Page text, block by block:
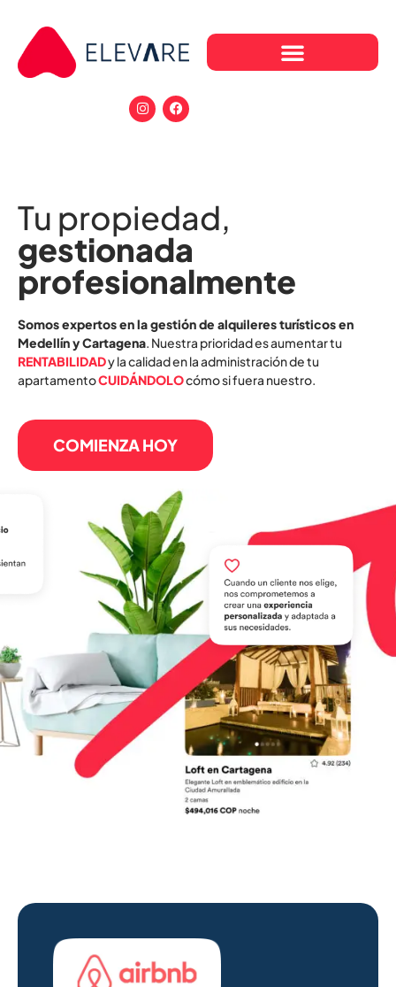
Tu propiedad,
gestionada
profesionalmente
Somos expertos en la gestión de alquileres turísticos en
Medellín y Cartagena. Nuestra prioridad es aumentar tu
RENTABILIDADy la calidad en la administración de tu
apartamentoCUIDÁNDOLOcómo si fuera nuestro.
COMIENZA HOY